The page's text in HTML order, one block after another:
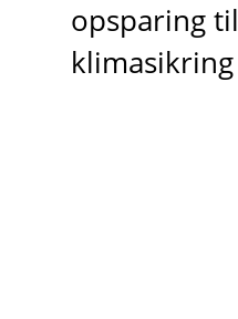
opsparing til
klimasikring